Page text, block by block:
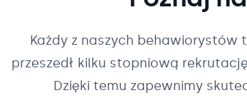
Każdy z naszych behawiorystów
przeszedł kilku stopniową
Dzięki temu zapewnimy